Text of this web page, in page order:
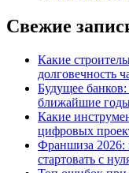
Свежие
Какие
долговечность
Будущее
ближайшие
Какие
цифровых
Франшиза 2026:
стартовать с